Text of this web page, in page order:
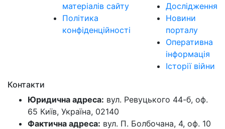
матеріалів сайту
Політика
конфіденційності
Дослідження
Новини
порталу
Оперативна
інформація
Історії війни
Контакти
Юридична адреса: вул. Ревуцького 44-б, оф.
65 Київ, Україна, 02140
Фактична адреса: вул. П. Болбочана, 4, оф. 10